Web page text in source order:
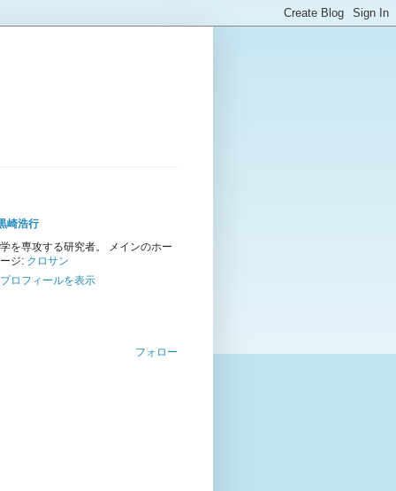
崎浩行
を専攻する研究者。 メインのホー
ジ: クロサン
ロフィールを表示
フォロー